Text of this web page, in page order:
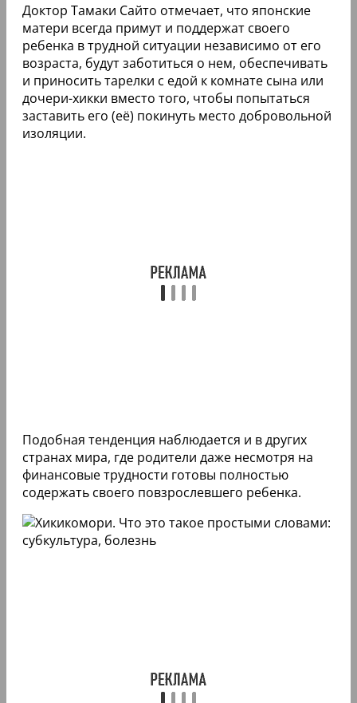
Доктор Тамаки Сайто отмечает, что японские
матери всегда примут и поддержат своего
ребенка в трудной ситуации независимо от его
возраста, будут заботиться о нем, обеспечивать
и приносить тарелки с едой к комнате сына или
дочери-хикки вместо того, чтобы попытаться
заставить его (её) покинуть место добровольной
изоляции.
Подобная тенденция наблюдается и в других
странах мира, где родители даже несмотря на
финансовые трудности готовы полностью
содержать своего повзрослевшего ребенка.